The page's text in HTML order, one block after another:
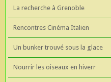
La recherche à Grenoble
Rencontres Cinéma Italien
Un bunker trouvé sous la glace
Nourrir les oiseaux en hiverr